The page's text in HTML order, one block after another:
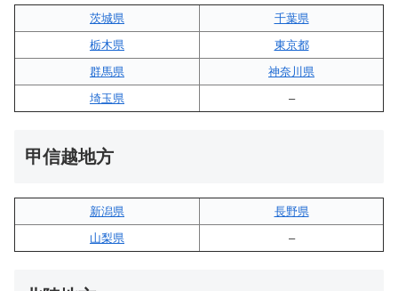
茨城県
千葉県
栃木県
東京都
群馬県
神奈川県
埼玉県
–
甲信越地方
新潟県
長野県
山梨県
–